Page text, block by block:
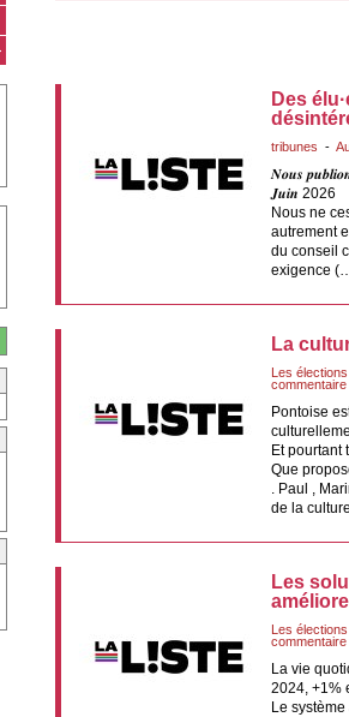
Des
tribunes -
𝑵𝒐𝒖𝒔
𝑱𝒖𝒊𝒏 2026
Nous ne
autrement
du conseil
exigence
La
Les
commentaire
Pontoise
Et pourtant
Que
. Paul ,
de la
Les
Les
commentaire
La vie
2024, +1%
Le